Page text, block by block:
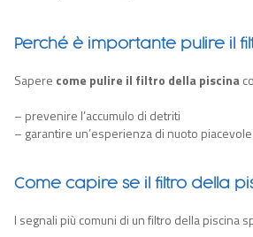
Perché è importante pulire il
Sapere come pulire il filtro della piscina
– prevenire l’accumulo di detriti
– garantire un’esperienza di nuoto
Come capire se il filtro della
I segnali più comuni di un filtro della piscina